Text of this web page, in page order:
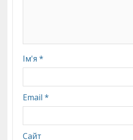
Ім'я *
Email *
Сайт